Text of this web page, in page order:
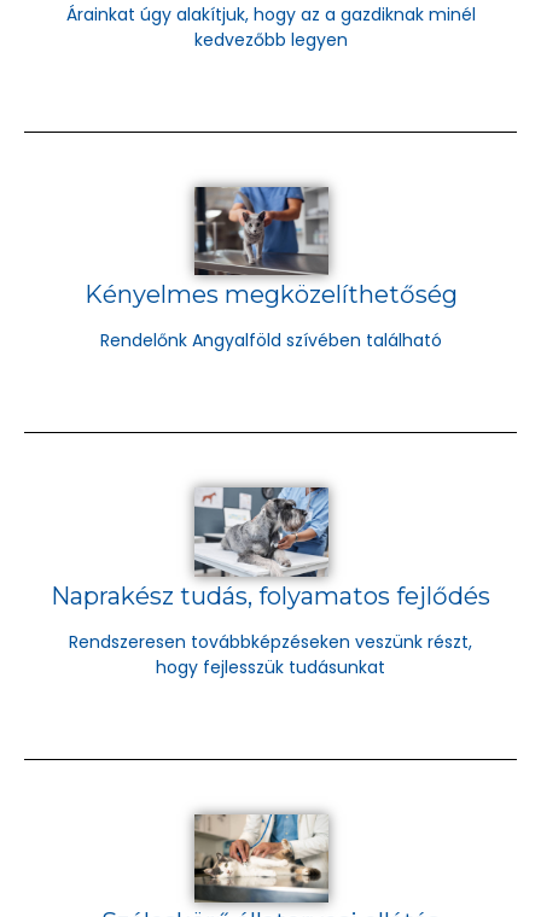
Árainkat úgy alakítjuk, hogy az a gazdiknak minél
kedvezőbb legyen
Kényelmes megközelíthetőség
Rendelőnk Angyalföld szívében található
Naprakész tudás, folyamatos fejlődés
Rendszeresen továbbképzéseken veszünk részt,
hogy fejlesszük tudásunkat